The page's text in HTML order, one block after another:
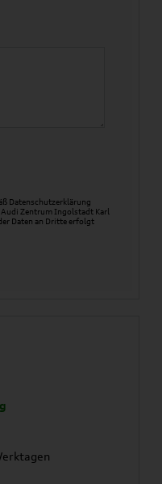
Datenschutzerklärung
Zentrum Ingolstadt Karl
Daten an Dritte erfolgt